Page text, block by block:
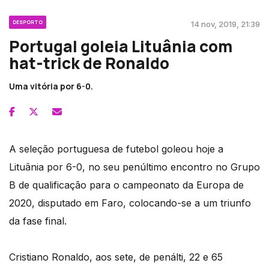
DESPORTO 14 nov, 2019, 21:39
Portugal goleia Lituânia com
hat-trick de Ronaldo
Uma vitória por 6-0.
A seleção portuguesa de futebol goleou hoje a
Lituânia por 6-0, no seu penúltimo encontro no Grupo
B de qualificação para o campeonato da Europa de
2020, disputado em Faro, colocando-se a um triunfo
da fase final.
Cristiano Ronaldo, aos sete, de penálti, 22 e 65